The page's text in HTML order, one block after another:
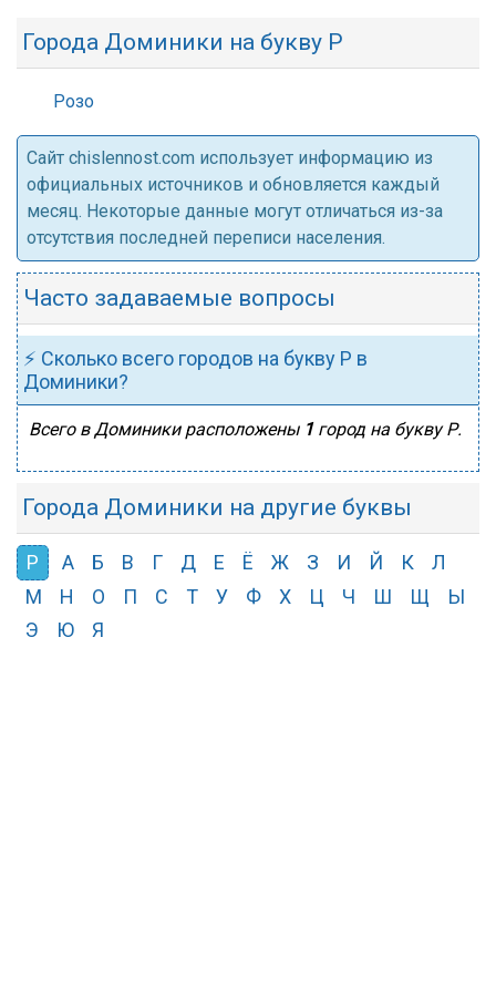
Города Доминики на букву Р
Розо
Cайт chislennost.com использует информацию из
официальных источников и обновляется каждый
месяц. Некоторые данные могут отличаться из-за
отсутствия последней переписи населения.
Часто задаваемые вопросы
⚡ Сколько всего городов на букву Р в
Доминики?
Всего в Доминики расположены 1город на букву Р.
Города Доминики на другие буквы
Р А Б В Г Д Е Ё Ж З И Й К
Л
М
Н О П С Т У Ф Х Ц Ч Ш Щ
Ы
Э
Ю Я